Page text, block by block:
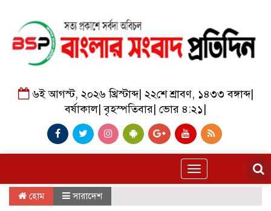
৬ই আগস্ট, ২০২৬ খ্রিস্টাব্দ| ২২শে শ্রাবণ, ১৪৩৩ বঙ্গাব্দ|
বর্ষাকাল|বৃহস্পতিবার ভোর ৪:২১
Toggle
navigation
হোম সারাদেশ